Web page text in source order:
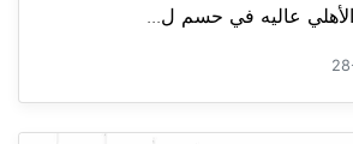
الأهلي عاليه في حسم ل...